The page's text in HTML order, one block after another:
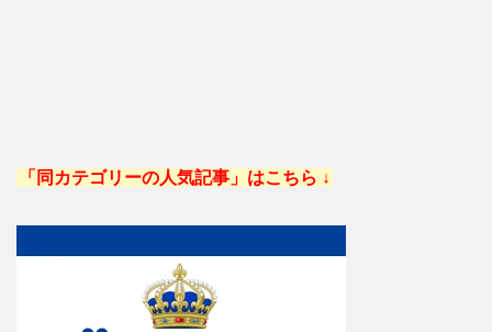
「同カテゴリーの人気記事」はこちら ↓